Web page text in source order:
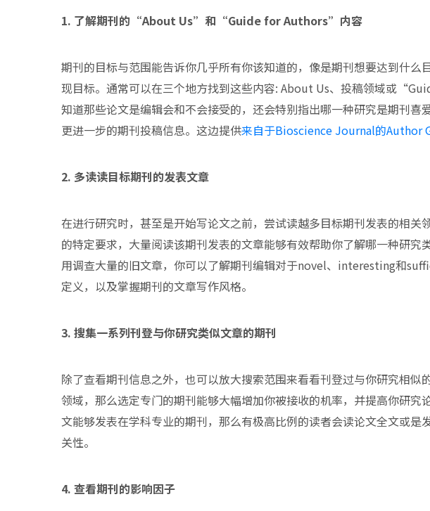
1. 了解期刊的“About Us”和“Guide for Authors”内容
期刊的目标与范围能告诉你几乎所有你该知道的，像是期刊想要达到什么
现目标。通常可以在三个地方找到这些内容: About Us、投稿领域或
知道那些论文是编辑会和不会接受的，还会特别指出哪一种研究是期刊喜
更进一步的期刊投稿信息。这边提供来自于Bioscience Journal的Author
2. 多读读目标期刊的发表文章
在进行研究时，甚至是开始写论文之前，尝试读越多目标期刊发表的相关
的特定要求，大量阅读该期刊发表的文章能够有效帮助你了解哪一种研究
用调查大量的旧文章，你可以了解期刊编辑对于novel、interesting和
定义，以及掌握期刊的文章写作风格。
3. 搜集一系列刊登与你研究类似文章的期刊
除了查看期刊信息之外，也可以放大搜索范围来看看刊登过与你研究相似
领域，那么选定专门的期刊能够大幅增加你被接收的机率，并提高你研究
文能够发表在学科专业的期刊，那么有极高比例的读者会读论文全文或是
关性。
4. 查看期刊的影响因子